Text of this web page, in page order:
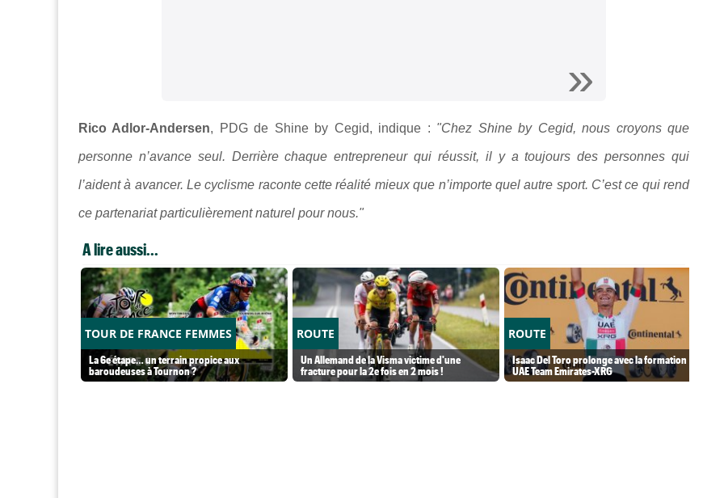
Rico Adlor-Andersen, PDG de Shine by Cegid, indique : "Chez Shine by Cegid, nous croyons que
personne n’avance seul. Derrière chaque entrepreneur qui réussit, il y a toujours des personnes qui
l’aident à avancer. Le cyclisme raconte cette réalité mieux que n’importe quel autre sport. C’est ce qui rend
ce partenariat particulièrement naturel pour nous."
A lire aussi...
TOUR DE FRANCE FEMMES
La 6e étape… un terrain propice aux
baroudeuses à Tournon ?
ROUTE
Un Allemand de la Visma victime d'une
fracture pour la 2e fois en 2 mois !
ROUTE
Isaac Del Toro prolonge avec la formation
UAE Team Emirates-XRG